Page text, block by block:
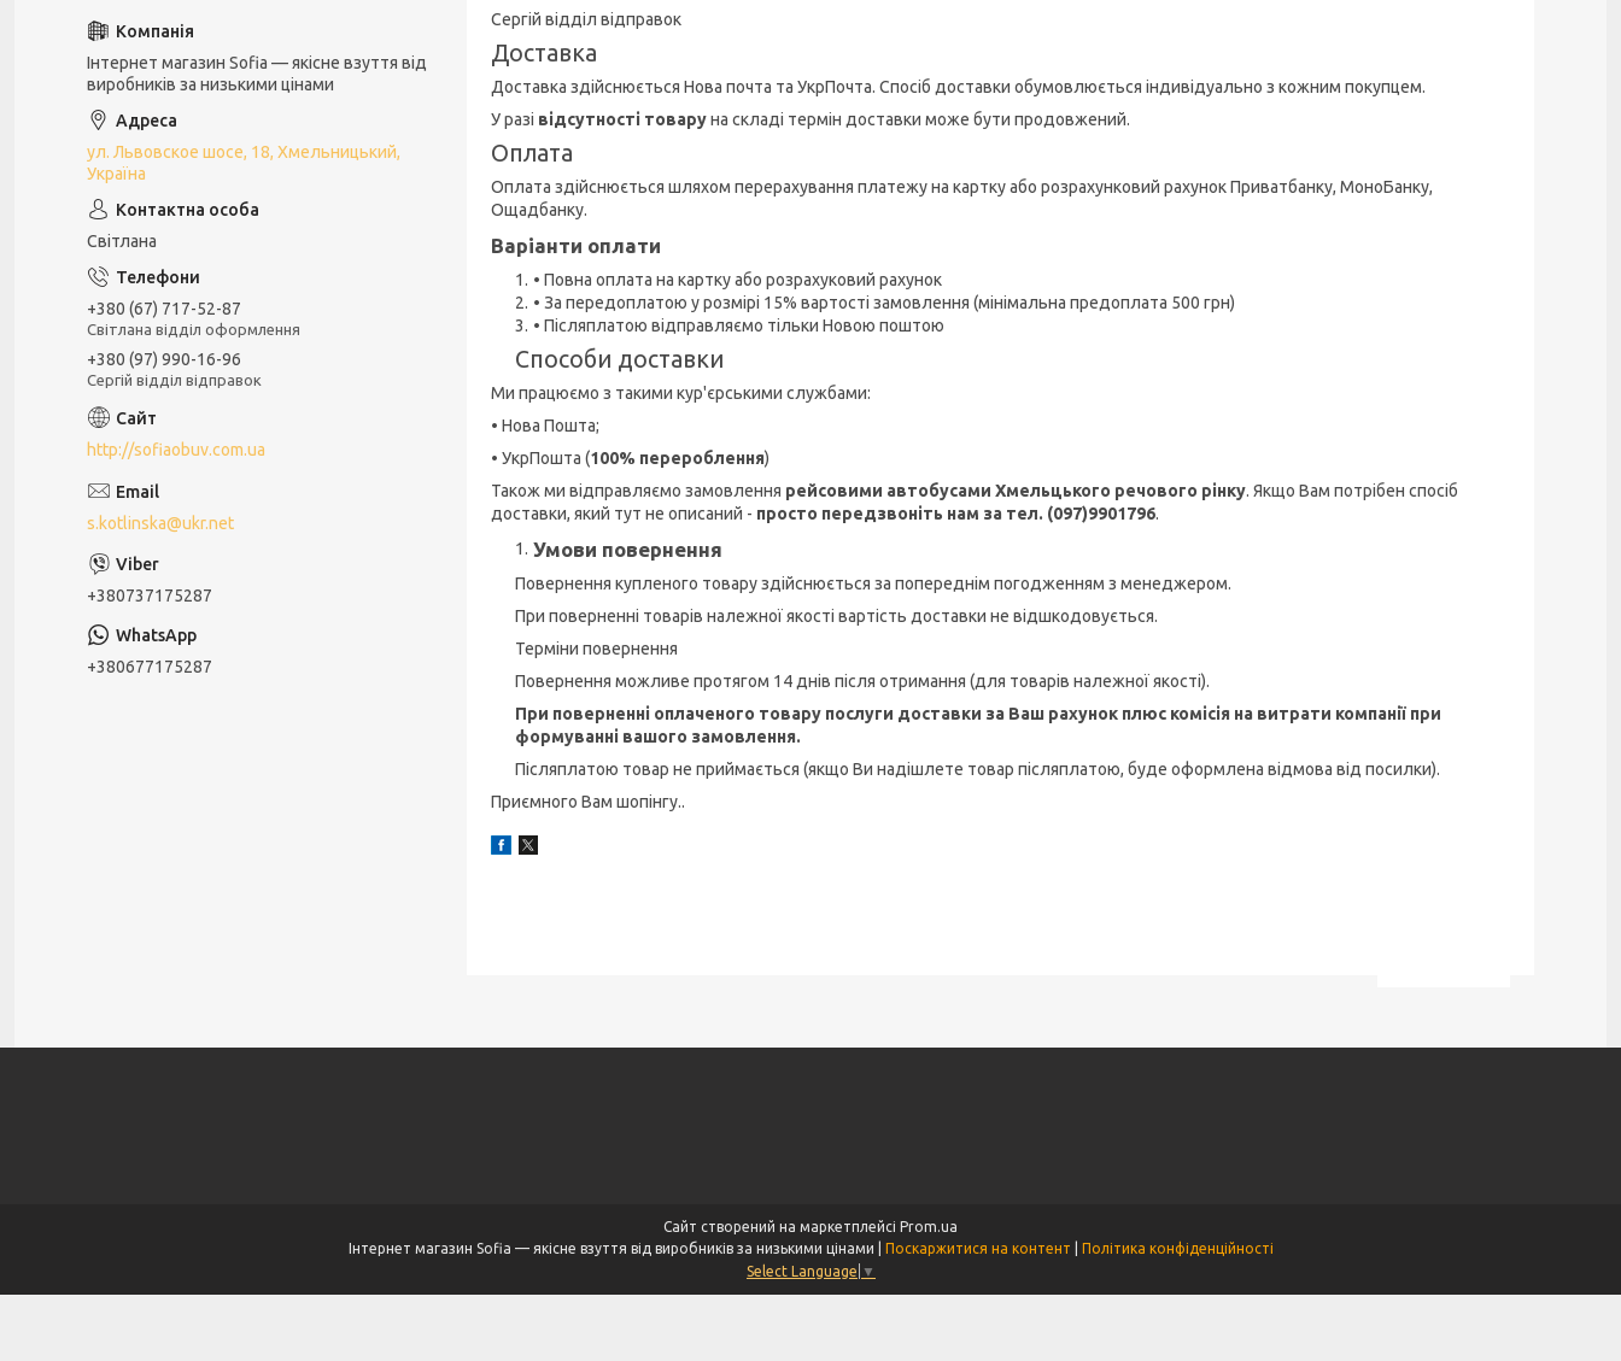
Сергій відділ відправок
Доставка
Доставка здійснюється Нова почта та УкрПочта. Спосіб доставки обумовлюється індивідуально з кожним покупцем.
У разі відсутності товаруна складі термін доставки може бути продовжений.
Оплата
Оплата здійснюється шляхом перерахування платежу на картку або розрахунковий рахунок Приватбанку, МоноБанку,
Ощадбанку.
Варіанти оплати
• Повна оплата на картку або розрахуковий рахунок
• За передоплатою у розмірі 15% вартості замовлення (мінімальна предоплата 500 грн)
• Післяплатою відправляємо тільки Новою поштою
Способи доставки
Ми працюємо з такими кур'єрськими службами:
• Нова Пошта;
• УкрПошта (100% перероблення)
Також ми відправляємо замовлення рейсовими автобусами Хмельцького речового рінку. Якщо Вам потрібен спосіб
доставки, який тут не описаний - просто передзвоніть нам за тел. (097)9901796.
Умови повернення
Повернення купленого товару здійснюється за попереднім погодженням з менеджером.
При поверненні товарів належної якості вартість доставки не відшкодовується.
Терміни повернення
Повернення можливе протягом 14 днів після отримання (для товарів належної якості).
При поверненні оплаченого товару послуги доставки за Ваш рахунок плюс комісія на витрати компанії при
формуванні вашого замовлення.
Післяплатою товар не приймається (якщо Ви надішлете товар післяплатою, буде оформлена відмова від посилки).
Приємного Вам шопінгу..
Інтернет магазин Sofia — якісне взуття від
виробників за низькими цінами
ул. Львовское шосе, 18, Хмельницький,
Україна
Світлана
+380 (67) 717-52-87
Світлана відділ оформлення
+380 (97) 990-16-96
Сергій відділ відправок
http://sofiaobuv.com.ua
s.kotlinska@ukr.net
+380737175287
+380677175287
Сайт створений на маркетплейсі Prom.ua
Поскаржитися на контент
Політика конфіденційності
Select Language ▼